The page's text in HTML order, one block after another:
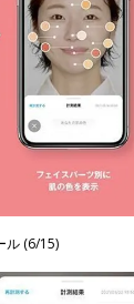
ル (6/15)